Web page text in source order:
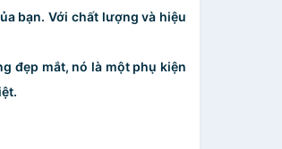
bạn. Với chất lượng và hiệu
đẹp mắt, nó là một phụ kiện